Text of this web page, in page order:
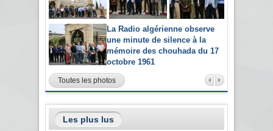
La Radio algérienne observe
une minute de silence à la
mémoire des chouhada du 17
octobre 1961
Toutes les photos
Les plus lus